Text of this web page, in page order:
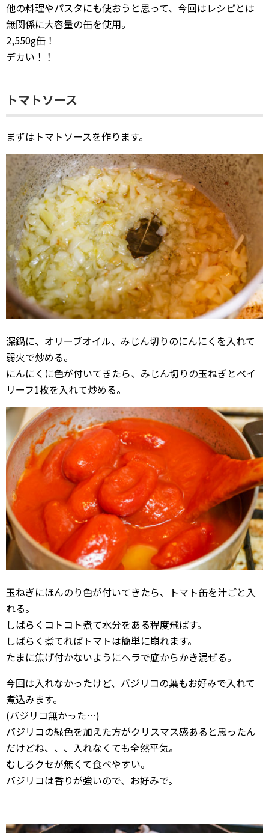
他の料理やパスタにも使おうと思って、今回はレシピとは
無関係に大容量の缶を使用。
2,550g缶！
デカい！！
トマトソース
まずはトマトソースを作ります。
深鍋に、オリーブオイル、みじん切りのにんにくを入れて
弱火で炒める。
にんにくに色が付いてきたら、みじん切りの玉ねぎとベイ
リーフ1枚を入れて炒める。
玉ねぎにほんのり色が付いてきたら、トマト缶を汁ごと入
れる。
しばらくコトコト煮て水分をある程度飛ばす。
しばらく煮てればトマトは簡単に崩れます。
たまに焦げ付かないようにヘラで底からかき混ぜる。
今回は入れなかったけど、バジリコの葉もお好みで入れて
煮込みます。
(バジリコ無かった…)
バジリコの緑色を加えた方がクリスマス感あると思ったん
だけどね、、、入れなくても全然平気。
むしろクセが無くて食べやすい。
バジリコは香りが強いので、お好みで。